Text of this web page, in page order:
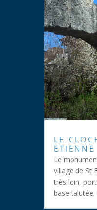
LE
Le
village de St
très loin,
base talutée.